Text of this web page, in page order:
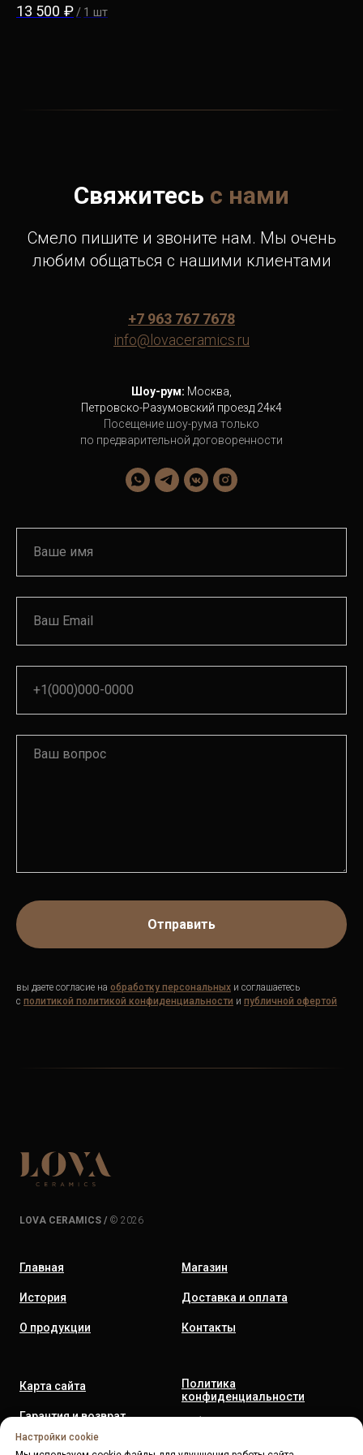
13 500 ₽/ 1 шт
Свяжитесь с нами
Смело пишите и звоните нам. Мы очень
любим общаться с нашими клиентами
+7 963 767 7678
info@lovaceramics.ru
Шоу-рум: Москва,
Петровско-Разумовский проезд 24к4
Посещение шоу-рума только
по предварительной договоренности
Отправить
вы даете согласие на обработку персональных и соглашаетесь
c политикой политикой конфиденциальности и публичной офертой
LOVA CERAMICS / © 2026
Главная
История
О продукции
Магазин
Доставка и оплата
Контакты
Карта сайта
Гарантия и возврат
Реквизиты
Политика
конфиденциальности
Публичная оферта
Настройки cookie